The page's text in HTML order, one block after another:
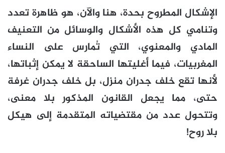
الإشكال المطروح بحدة، هنا والآن، هو ظاهرة تعدد
وتنامي كل هذه الأشكال والوسائل من التعنيف
المادي والمعنوي، التي تُمارس على النساء
المغربيات، فيما أغليتها الساحقة لا يمكن إثباتها،
لأنها تقع خلف جدران منزل، بل خلف جدران غرفة
حتى، مما يجعل القانون المذكور بلا معنى،
وتتحول عدد من مقتضياته المتقدمة إلى هيكل
بلا روح!